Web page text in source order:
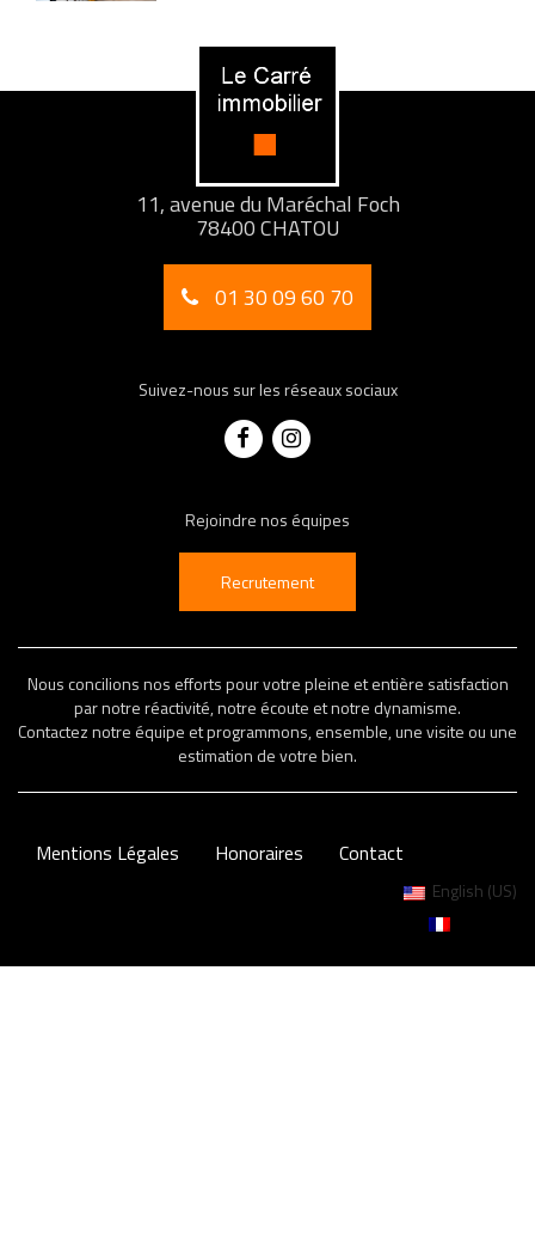
11, avenue du Maréchal Foch
78400 CHATOU
01 30 09 60 70
Suivez-nous sur les réseaux sociaux
Rejoindre nos équipes
Recrutement
Nous concilions nos efforts pour votre pleine et entière satisfaction
par notre réactivité, notre écoute et notre dynamisme.
Contactez notre équipe et programmons, ensemble, une visite ou une
estimation de votre bien.
Mentions Légales Honoraires Contact
English (US)